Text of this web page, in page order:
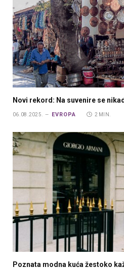
Novi rekord: Na suvenire se
06.08.2025. EVROPA 2 MIN.
Poznata modna kuća žestoko